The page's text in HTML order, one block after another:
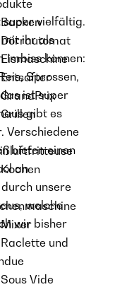
Backen
Dörrautomat
Eismaschine
Entsafter
GrandPrix
Grillen
Kochen
Mixer
Raclette und
Sous Vide
super vielfältig.
ihr als
Imbiss kennen:
Sprossen,
ist super
gibt es
Verschiedene
bieten einen
an
unsere
welche
wir bisher